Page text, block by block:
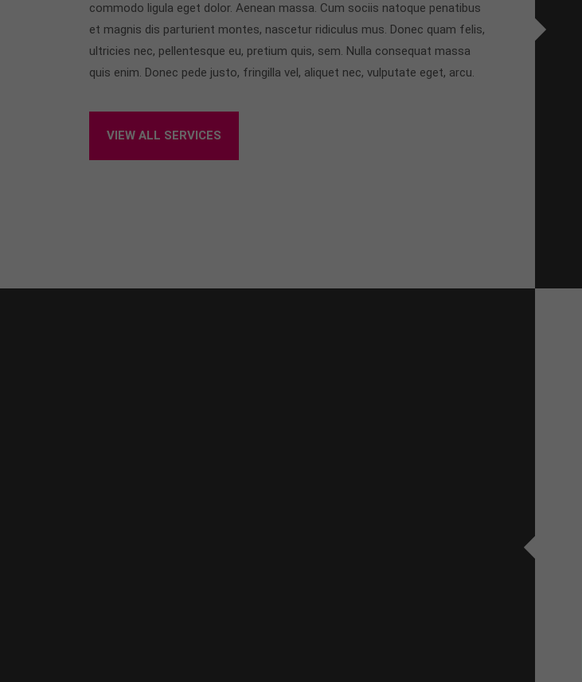
commodo ligula eget dolor. Aenean massa. Cum sociis natoque penatibus
et magnis dis parturient montes, nascetur ridiculus mus. Donec quam felis,
ultricies nec, pellentesque eu, pretium quis, sem. Nulla consequat massa
quis enim. Donec pede justo, fringilla vel, aliquet nec, vulputate eget, arcu.
VIEW ALL SERVICES